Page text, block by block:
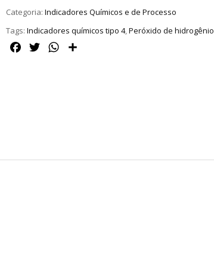
Categoria: Indicadores Químicos e de Processo
Tags: Indicadores químicos tipo 4,Peróxido de hidrogênio
FacebookTwitterWhatsApp